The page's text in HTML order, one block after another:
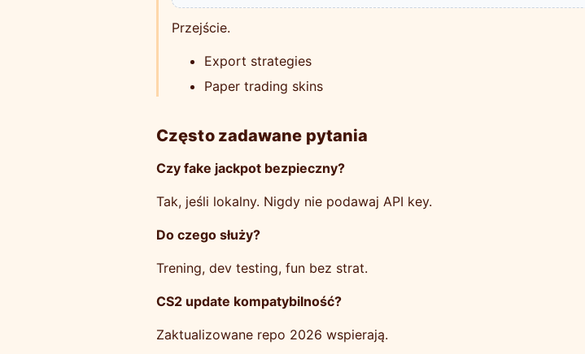
Przejście.
Export strategies
Paper trading skins
Często zadawane pytania
Czy fake jackpot bezpieczny?
Tak, jeśli lokalny. Nigdy nie podawaj API key.
Do czego służy?
Trening, dev testing, fun bez strat.
CS2 update kompatybilność?
Zaktualizowane repo 2026 wspierają.